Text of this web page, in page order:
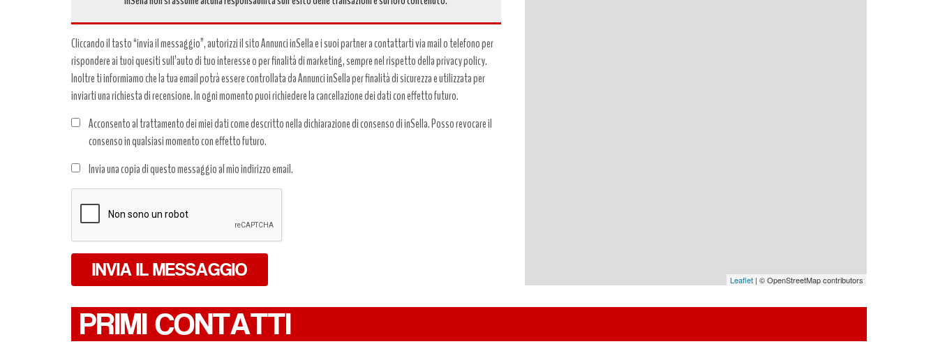
Cliccando il tasto “invia il messaggio”, autorizzi il sito Annunci inSella e i suoi partner a contattarti via mail o telefono per
rispondere ai tuoi quesiti sull’auto di tuo interesse o per finalità di marketing, sempre nel rispetto della privacy policy.
Inoltre ti informiamo che la tua email potrà essere controllata da Annunci inSella per finalità di sicurezza e utilizzata per
inviarti una richiesta di recensione. In ogni momento puoi richiedere la cancellazione dei dati con effetto futuro.
Acconsento al trattamento dei miei dati come descritto nella dichiarazione di consenso di inSella. Posso revocare il
consenso in qualsiasi momento con effetto futuro.
dati
*
Invia una copia di questo messaggio al mio indirizzo email.
INVIA IL MESSAGGIO Leaflet| © OpenStreetMap contributors
PRIMI CONTATTI